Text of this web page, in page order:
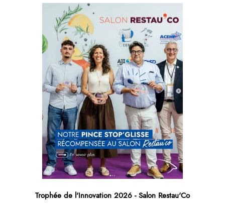
Trophée de l'Innovation 2026 - Salon Restau'Co